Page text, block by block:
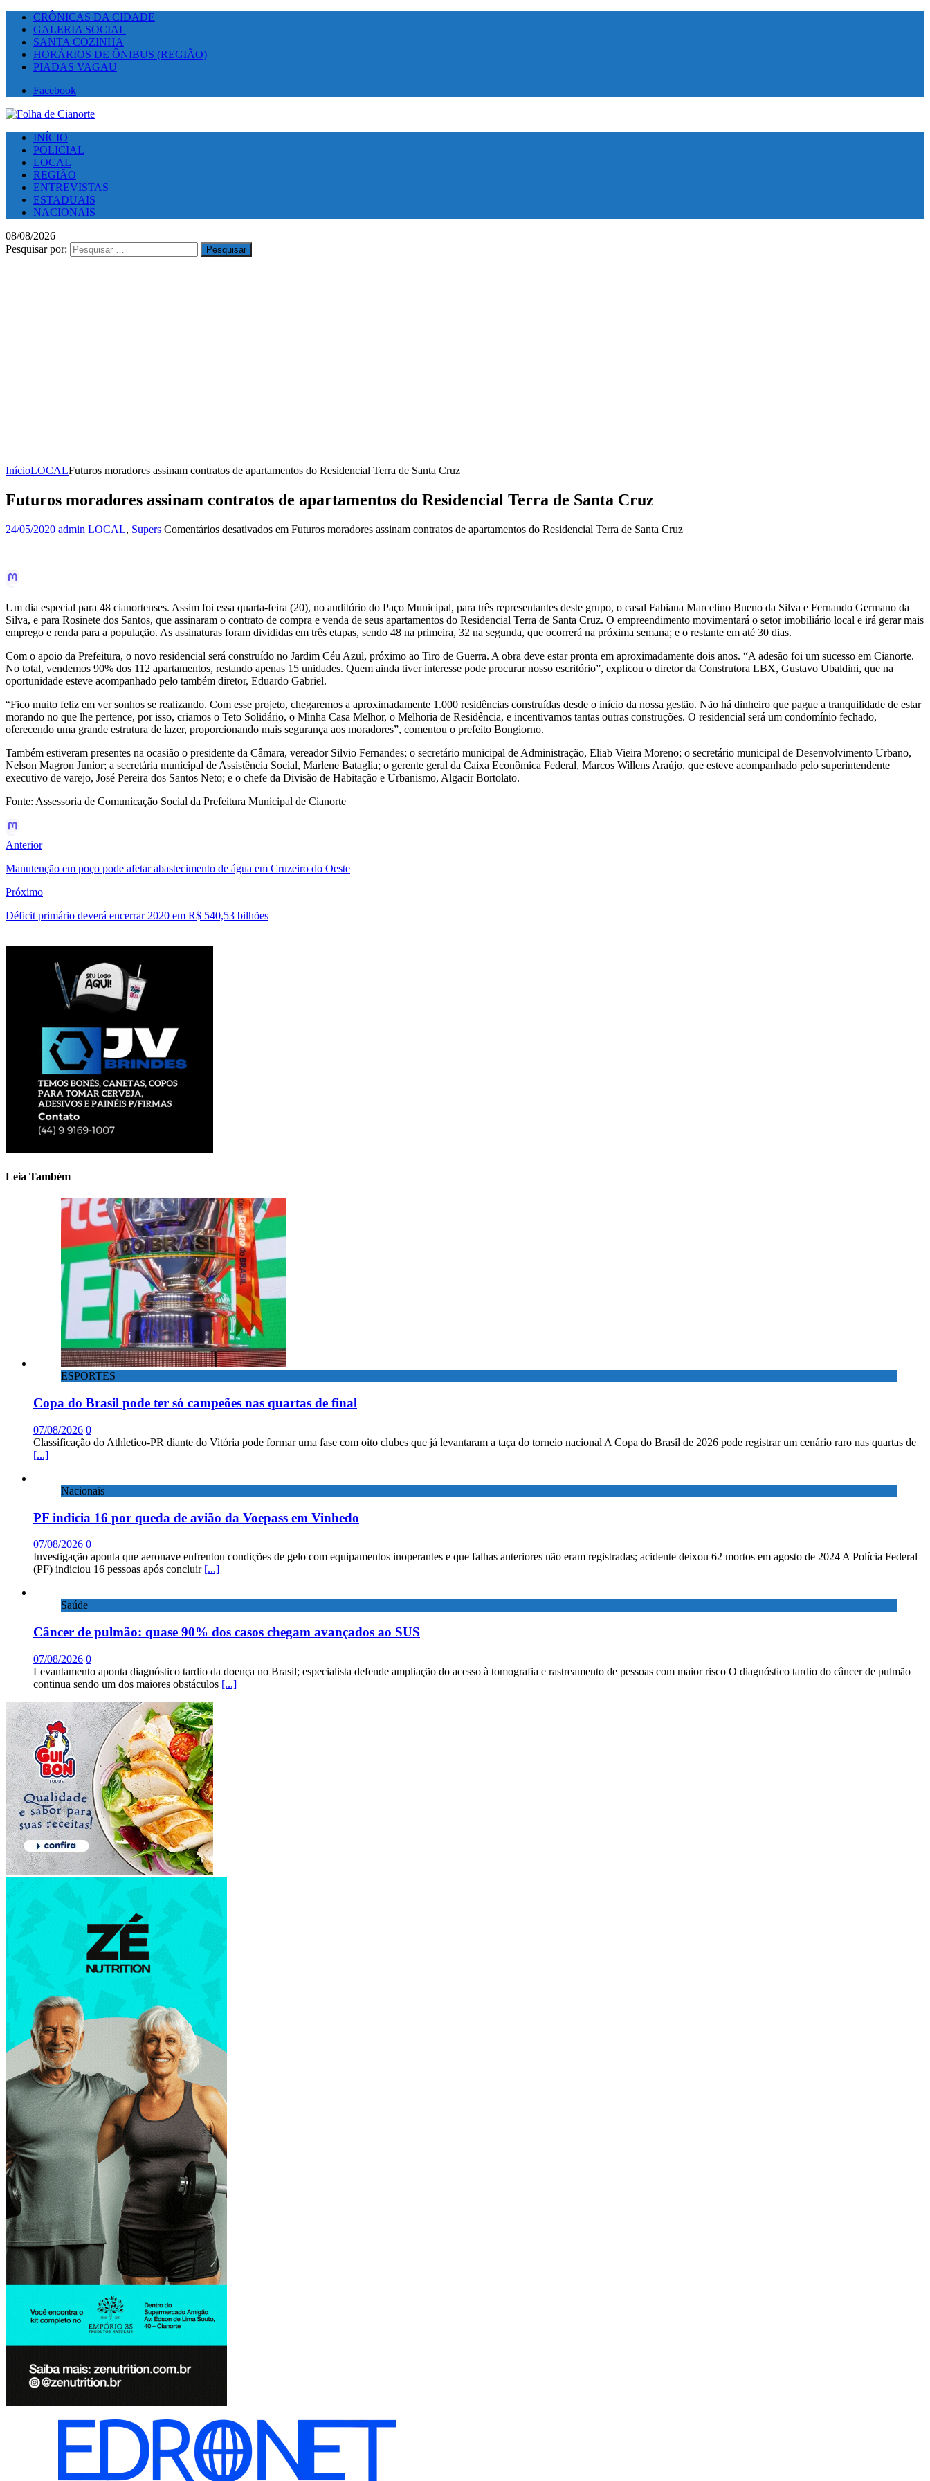
CRÔNICAS DA CIDADE
GALERIA SOCIAL
SANTA COZINHA
HORÁRIOS DE ÔNIBUS (REGIÃO)
PIADAS VAGAU
Facebook
INÍCIO
POLICIAL
LOCAL
REGIÃO
ENTREVISTAS
ESTADUAIS
NACIONAIS
08/08/2026
Pesquisar por:
InícioLOCALFuturos moradores assinam contratos de apartamentos do Residencial Terra de Santa Cruz
Futuros moradores assinam contratos de apartamentos do Residencial Terra de Santa Cruz
24/05/2020 admin LOCAL, Supers Comentários desativados em Futuros moradores assinam contratos de apartamentos do Residencial Terra de Santa Cruz
Um dia especial para 48 cianortenses. Assim foi essa quarta-feira (20), no auditório do Paço Municipal, para três representantes deste grupo, o casal Fabiana Marcelino Bueno da Silva e Fernando Germano da
Silva, e para Rosinete dos Santos, que assinaram o contrato de compra e venda de seus apartamentos do Residencial Terra de Santa Cruz. O empreendimento movimentará o setor imobiliário local e irá gerar mais
emprego e renda para a população. As assinaturas foram divididas em três etapas, sendo 48 na primeira, 32 na segunda, que ocorrerá na próxima semana; e o restante em até 30 dias.
Com o apoio da Prefeitura, o novo residencial será construído no Jardim Céu Azul, próximo ao Tiro de Guerra. A obra deve estar pronta em aproximadamente dois anos. “A adesão foi um sucesso em Cianorte.
No total, vendemos 90% dos 112 apartamentos, restando apenas 15 unidades. Quem ainda tiver interesse pode procurar nosso escritório”, explicou o diretor da Construtora LBX, Gustavo Ubaldini, que na
oportunidade esteve acompanhado pelo também diretor, Eduardo Gabriel.
“Fico muito feliz em ver sonhos se realizando. Com esse projeto, chegaremos a aproximadamente 1.000 residências construídas desde o início da nossa gestão. Não há dinheiro que pague a tranquilidade de estar
morando no que lhe pertence, por isso, criamos o Teto Solidário, o Minha Casa Melhor, o Melhoria de Residência, e incentivamos tantas outras construções. O residencial será um condomínio fechado,
oferecendo uma grande estrutura de lazer, proporcionando mais segurança aos moradores”, comentou o prefeito Bongiorno.
Também estiveram presentes na ocasião o presidente da Câmara, vereador Silvio Fernandes; o secretário municipal de Administração, Eliab Vieira Moreno; o secretário municipal de Desenvolvimento Urbano,
Nelson Magron Junior; a secretária municipal de Assistência Social, Marlene Bataglia; o gerente geral da Caixa Econômica Federal, Marcos Willens Araújo, que esteve acompanhado pelo superintendente
executivo de varejo, José Pereira dos Santos Neto; e o chefe da Divisão de Habitação e Urbanismo, Algacir Bortolato.
Fonte: Assessoria de Comunicação Social da Prefeitura Municipal de Cianorte
Anterior
Manutenção em poço pode afetar abastecimento de água em Cruzeiro do Oeste
Próximo
Déficit primário deverá encerrar 2020 em R$ 540,53 bilhões
Leia Também
ESPORTES
Copa do Brasil pode ter só campeões nas quartas de final
07/08/2026 0
Classificação do Athletico-PR diante do Vitória pode formar uma fase com oito clubes que já levantaram a taça do torneio nacional A Copa do Brasil de 2026 pode registrar um cenário raro nas quartas de
[...]
Nacionais
PF indicia 16 por queda de avião da Voepass em Vinhedo
07/08/2026 0
Investigação aponta que aeronave enfrentou condições de gelo com equipamentos inoperantes e que falhas anteriores não eram registradas; acidente deixou 62 mortos em agosto de 2024 A Polícia Federal
(PF) indiciou 16 pessoas após concluir [...]
Saúde
Câncer de pulmão: quase 90% dos casos chegam avançados ao SUS
07/08/2026 0
Levantamento aponta diagnóstico tardio da doença no Brasil; especialista defende ampliação do acesso à tomografia e rastreamento de pessoas com maior risco O diagnóstico tardio do câncer de pulmão
continua sendo um dos maiores obstáculos [...]